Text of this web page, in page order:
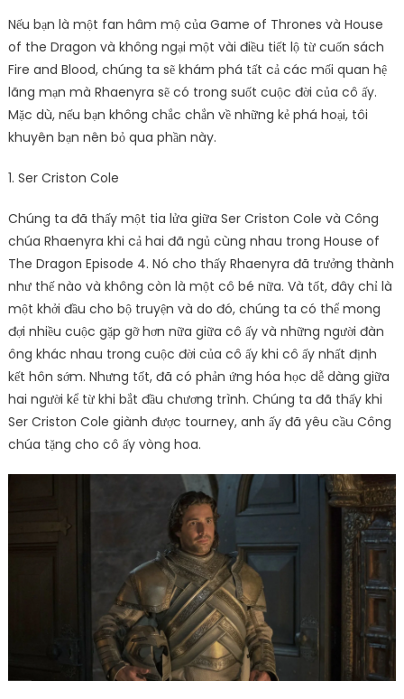
Nếu bạn là một fan hâm mộ của Game of Thrones và House
of the Dragon và không ngại một vài điều tiết lộ từ cuốn sách
Fire and Blood, chúng ta sẽ khám phá tất cả các mối quan hệ
lãng mạn mà Rhaenyra sẽ có trong suốt cuộc đời của cô ấy.
Mặc dù, nếu bạn không chắc chắn về những kẻ phá hoại, tôi
khuyên bạn nên bỏ qua phần này.
1. Ser Criston Cole
Chúng ta đã thấy một tia lửa giữa Ser Criston Cole và Công
chúa Rhaenyra khi cả hai đã ngủ cùng nhau trong House of
The Dragon Episode 4. Nó cho thấy Rhaenyra đã trưởng thành
như thế nào và không còn là một cô bé nữa. Và tốt, đây chỉ là
một khởi đầu cho bộ truyện và do đó, chúng ta có thể mong
đợi nhiều cuộc gặp gỡ hơn nữa giữa cô ấy và những người đàn
ông khác nhau trong cuộc đời của cô ấy khi cô ấy nhất định
kết hôn sớm. Nhưng tốt, đã có phản ứng hóa học dễ dàng giữa
hai người kể từ khi bắt đầu chương trình. Chúng ta đã thấy khi
Ser Criston Cole giành được tourney, anh ấy đã yêu cầu Công
chúa tặng cho cô ấy vòng hoa.